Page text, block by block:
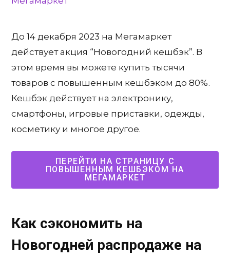
До 14 декабря 2023 на Мегамаркет
действует акция “Новогодний кешбэк”. В
этом время вы можете купить тысячи
товаров с повышенным кешбэком до 80%.
Кешбэк действует на электронику,
смартфоны, игровые приставки, одежды,
косметику и многое другое.
ПЕРЕЙТИ НА СТРАНИЦУ С
ПОВЫШЕННЫМ КЕШБЭКОМ НА
МЕГАМАРКЕТ
Как сэкономить на
Новогодней распродаже на